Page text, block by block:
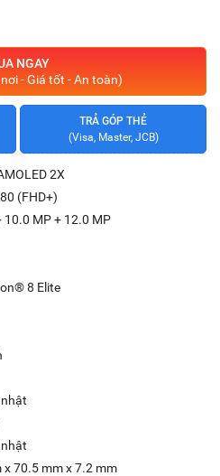
NGAY
- Giá tốt - An toàn)
TRẢ GÓP THẺ
(Visa, Master, JCB)
2X
(FHD+)
10.0 MP + 12.0 MP
8 Elite
x 70.5 mm x 7.2 mm